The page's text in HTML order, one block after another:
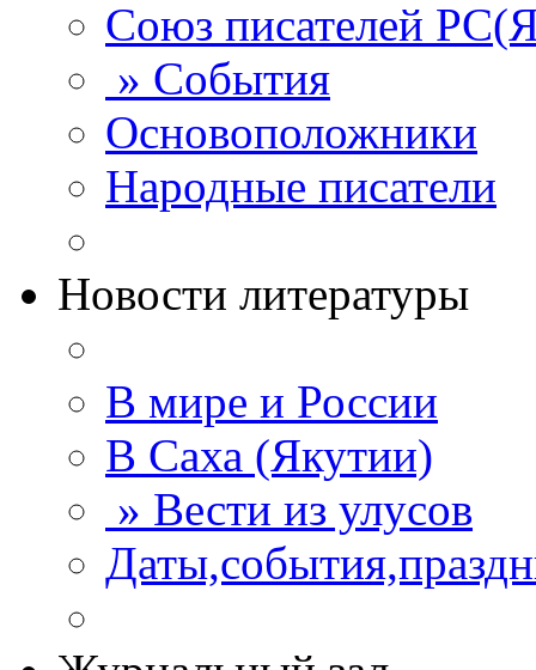
Союз писателей
» События
Основоположники
Народные писатели
Новости литературы
В мире и России
В Саха (Якутии)
» Вести из улусов